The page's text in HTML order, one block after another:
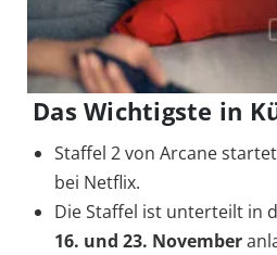
Das Wichtigste in
Staffel 2 von Arcane
bei Netflix.
Die Staffel ist unterteilt in
16. und 23. November